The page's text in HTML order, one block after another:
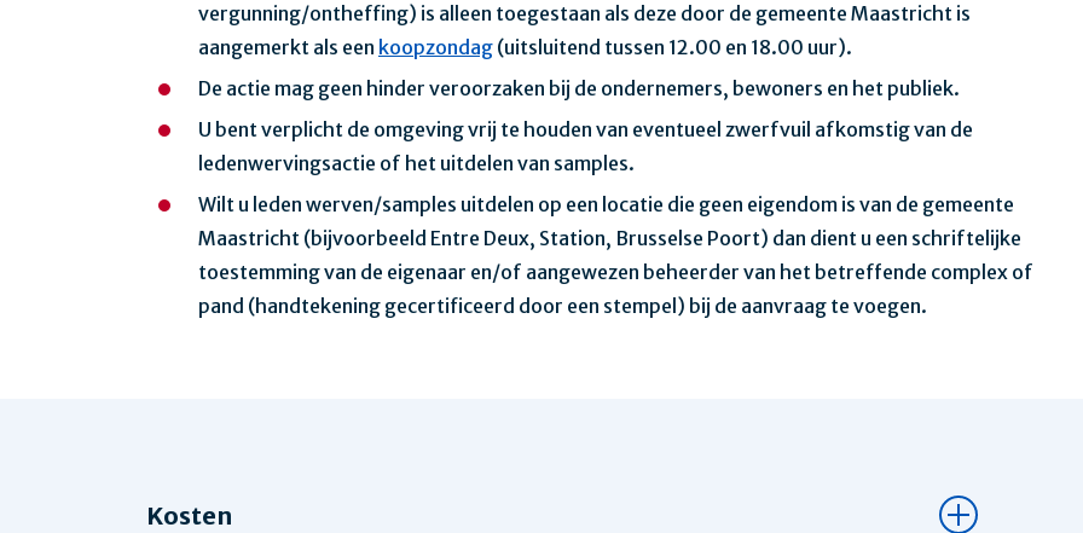
vergunning/ontheffing) is alleen toegestaan als deze door de gemeente Maastricht is
aangemerkt als een koopzondag (uitsluitend tussen 12.00 en 18.00 uur).
De actie mag geen hinder veroorzaken bij de ondernemers, bewoners en het publiek.
U bent verplicht de omgeving vrij te houden van eventueel zwerfvuil afkomstig van de
ledenwervingsactie of het uitdelen van samples.
Wilt u leden werven/samples uitdelen op een locatie die geen eigendom is van de gemeente
Maastricht (bijvoorbeeld Entre Deux, Station, Brusselse Poort) dan dient u een schriftelijke
toestemming van de eigenaar en/of aangewezen beheerder van het betreffende complex of
pand (handtekening gecertificeerd door een stempel) bij de aanvraag te voegen.
Kosten